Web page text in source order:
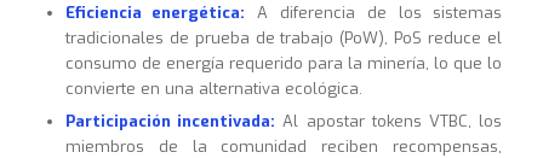
Eficiencia energética: A diferencia de los sistemas
tradicionales de prueba de trabajo (PoW), PoS reduce el
consumo de energía requerido para la minería, lo que lo
convierte en una alternativa ecológica.
Participación incentivada: Al apostar tokens VTBC, los
miembros de la comunidad reciben recompensas,